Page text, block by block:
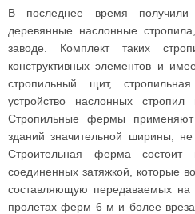
В последнее время получили
деревянные наслонные
заводе. Комплект таких
конструктивных элементов и
стропильный щит,
устройство наслонных стропил
Стропильные фермы
зданий значительной ширины,
Строительная ферма состоит
соединенных затяжкой, которые
составляющую передаваемых
пролетах ферм 6 м и более